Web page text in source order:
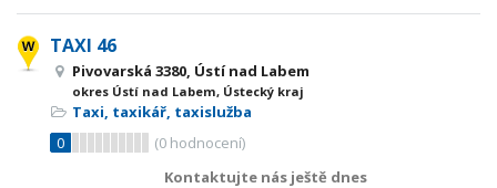
TAXI 46
Pivovarská 3380, Ústí nad Labem
okres Ústí nad Labem, Ústecký kraj
Taxi, taxikář, taxislužba
0
(0 hodnocení)
Kontaktujte nás ještě dnes